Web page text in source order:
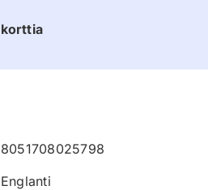
8051708025798
Englanti